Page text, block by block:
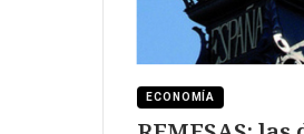
ECONOMÍA